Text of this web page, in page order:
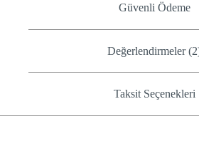
Güvenli Ödeme
Değerlendirmeler
Taksit Seçenekleri